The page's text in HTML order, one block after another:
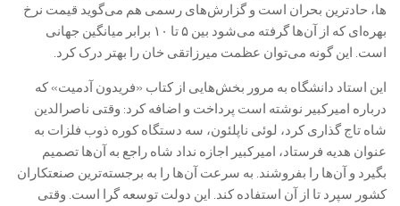
ها، حادترین بحران است و گزارش‌های رسمی هم می‌گوید قیمت نرخ
بهره‌ای که از آن‌ها گرفته می‌شود بین ۵ تا ۱۰ برابر میانگین جهانی
است. این گونه می‌توان عظمت میرزاتقی خان را بهتر درک کرد.
این استاد دانشگاه به مرور بخش‌هایی از کتاب «فریدون آدمیت» که
درباره امیرکبیر نوشته است پرداخت و اضافه کرد: وقتی ناصرالدین
شاه تاج گذاری کرد، لوئی ناپلئون، سه دستگاه کوره ذوب فلزات به
عنوان هدیه فرستاد، امیرکبیر اجازه نداد شاه راجع به آن‌ها تصمیم
بگیرد و آن‌ها را بفروشند. به سرعت آن‌ها را به برجسته‌ترین صنعتکاران
کشور سپرد تا از آن استفاده کند. این دولت توسعه گرا است. وقتی